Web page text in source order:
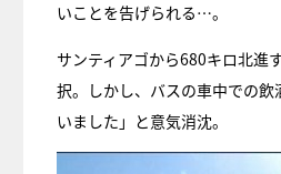
いことを告げられる…。
サンティアゴから680キロ北進
択。しかし、バスの車中での
いました」と意気消沈。